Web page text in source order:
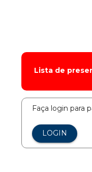
Lista de
Faça login para
LOGIN